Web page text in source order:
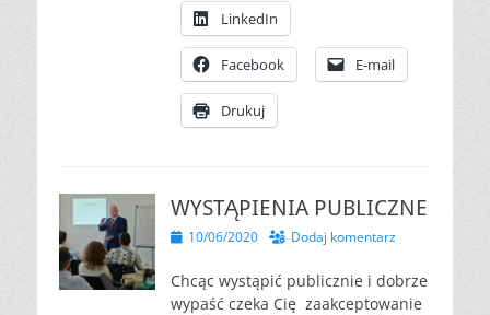
LinkedIn
Facebook E-mail
Drukuj
WYSTĄPIENIA PUBLICZNE
Opublikowano
10/06/2020 Dodaj komentarz
Chcąc wystąpić publicznie i dobrze
wypaść czeka Cię zaakceptowanie